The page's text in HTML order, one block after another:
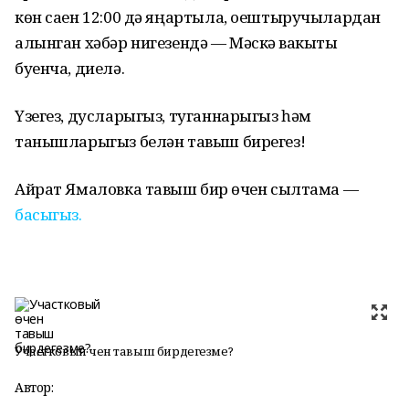
көн саен 12:00 дә яңартыла, оештыручылардан
алынган хәбәр нигезендә — Мәскәү вакыты
буенча, диелә.
Үзегез, дусларыгыз, туганнарыгыз һәм
танышларыгыз белән тавыш бирегез!
Айрат Ямаловка тавыш бирү өчен сылтама —
басыгыз.
Участковый өчен тавыш бирдегезме?
Автор: